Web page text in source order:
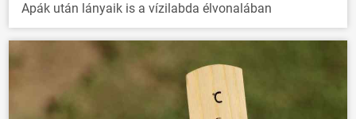
Apák után lányaik is a vízilabda élvonalában